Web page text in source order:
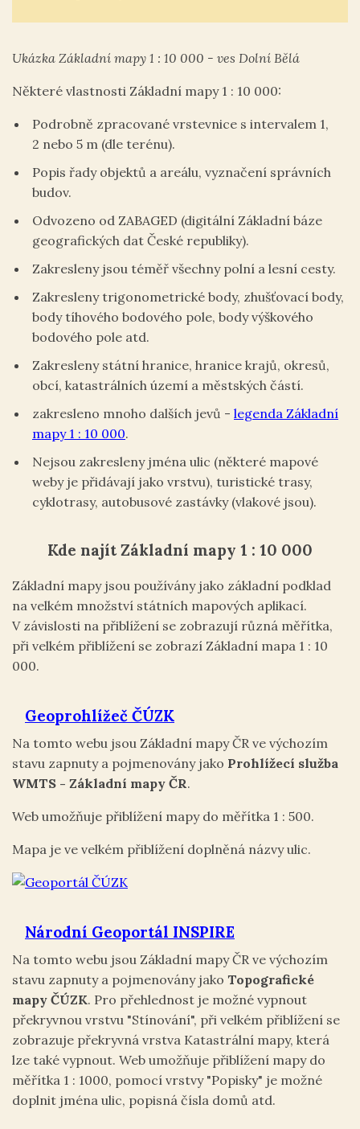
Ukázka Základní mapy 1 : 10 000 - ves Dolní Bělá
Některé vlastnosti Základní mapy 1 : 10 000:
Podrobně zpracované vrstevnice s intervalem 1,
2 nebo 5 m (dle terénu).
Popis řady objektů a areálu, vyznačení správních
budov.
Odvozeno od ZABAGED (digitální Základní báze
geografických dat České republiky).
Zakresleny jsou téměř všechny polní a lesní cesty.
Zakresleny trigonometrické body, zhušťovací body,
body tíhového bodového pole, body výškového
bodového pole atd.
Zakresleny státní hranice, hranice krajů, okresů,
obcí, katastrálních území a městských částí.
zakresleno mnoho dalších jevů - legenda Základní
mapy 1 : 10 000.
Nejsou zakresleny jména ulic (některé mapové
weby je přidávají jako vrstvu), turistické trasy,
cyklotrasy, autobusové zastávky (vlakové jsou).
Kde najít Základní mapy 1 : 10 000
Základní mapy jsou používány jako základní podklad
na velkém množství státních mapových aplikací.
V závislosti na přiblížení se zobrazují různá měřítka,
při velkém přiblížení se zobrazí Základní mapa 1 : 10
000.
Geoprohlížeč ČÚZK
Na tomto webu jsou Základní mapy ČR ve výchozím
stavu zapnuty a pojmenovány jako Prohlížecí služba
WMTS - Základní mapy ČR.
Web umožňuje přiblížení mapy do měřítka 1 : 500.
Mapa je ve velkém přiblížení doplněná názvy ulic.
Národní Geoportál INSPIRE
Na tomto webu jsou Základní mapy ČR ve výchozím
stavu zapnuty a pojmenovány jako Topografické
mapy ČÚZK. Pro přehlednost je možné vypnout
překryvnou vrstvu "Stínování", při velkém přiblížení se
zobrazuje překryvná vrstva Katastrální mapy, která
lze také vypnout. Web umožňuje přiblížení mapy do
měřítka 1 : 1000, pomocí vrstvy "Popisky" je možné
doplnit jména ulic, popisná čísla domů atd.